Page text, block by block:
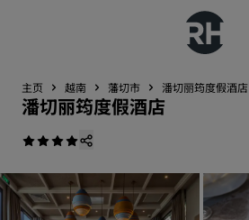
主页 越南 藩切市 潘切丽筠度假酒店
潘切丽筠度假酒店